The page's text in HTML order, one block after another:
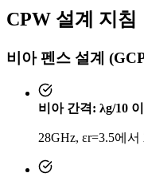
CPW 설계 지침
비아 펜스 설계
비아 간격: λg/10
28GHz, εr=3.5에